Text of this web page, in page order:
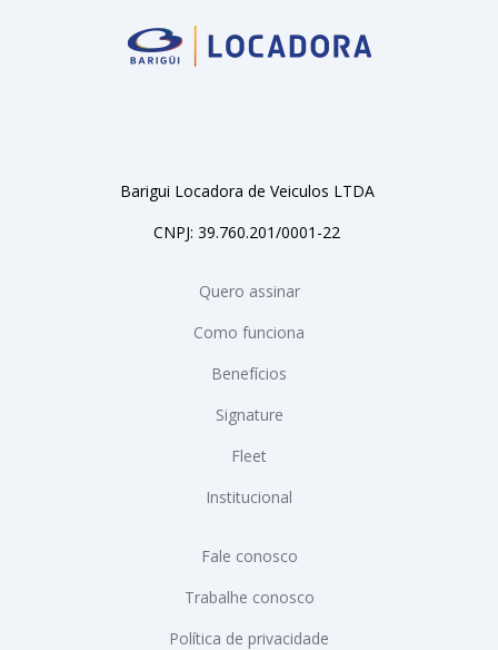
Barigui Locadora de Veiculos LTDA
CNPJ: 39.760.201/0001-22
Quero assinar
Como funciona
Benefícios
Signature
Fleet
Institucional
Fale conosco
Trabalhe conosco
Política de privacidade